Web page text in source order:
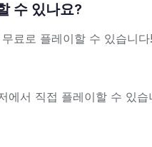
수 있나요?
료로 플레이할 수 있습니다!
에서 직접 플레이할 수 있습